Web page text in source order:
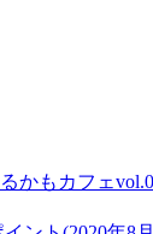
かもカフェ